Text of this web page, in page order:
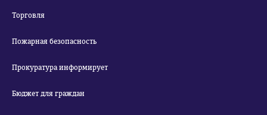
Торговля
Пожарная безопасность
Прокуратура информирует
Бюджет для граждан